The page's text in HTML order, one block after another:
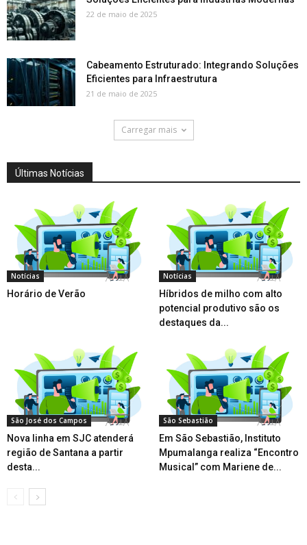
22 de maio de 2025
Cabeamento Estruturado: Integrando Soluções
Eficientes para Infraestrutura
21 de maio de 2025
Carregar mais
Últimas Notícias
Notícias
Horário de Verão
Notícias
Híbridos de milho com alto
potencial produtivo são os
destaques da...
São José dos Campos
Nova linha em SJC atenderá
região de Santana a partir
desta...
São Sebastião
Em São Sebastião, Instituto
Mpumalanga realiza “Encontro
Musical” com Mariene de...